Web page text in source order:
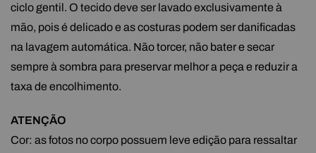
ciclo gentil. O tecido deve ser lavado exclusivamente à
mão, pois é delicado e as costuras podem ser danificadas
na lavagem automática. Não torcer, não bater e secar
sempre à sombra para preservar melhor a peça e reduzir a
taxa de encolhimento.
ATENÇÃO
Cor: as fotos no corpo possuem leve edição para ressaltar